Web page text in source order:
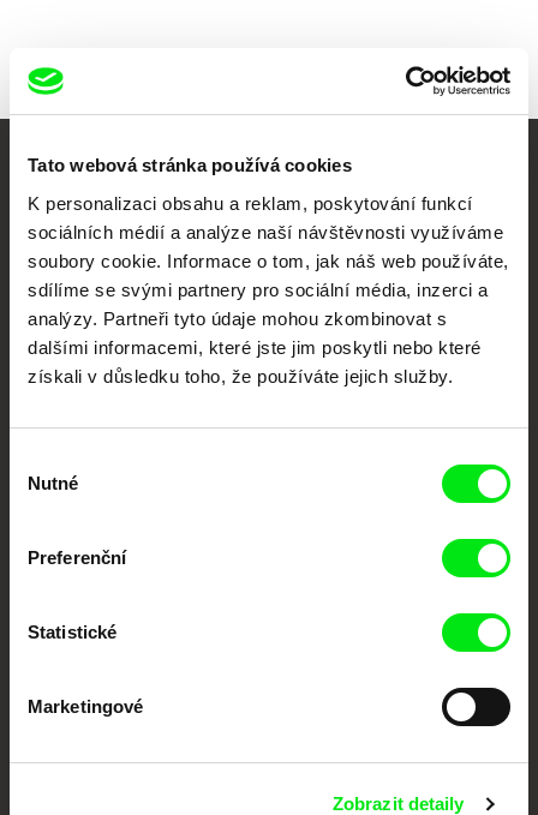
Tato webová stránka používá cookies
K personalizaci obsahu a reklam, poskytování funkcí
sociálních médií a analýze naší návštěvnosti využíváme
soubory cookie. Informace o tom, jak náš web používáte,
sdílíme se svými partnery pro sociální média, inzerci a
analýzy. Partneři tyto údaje mohou zkombinovat s
dalšími informacemi, které jste jim poskytli nebo které
získali v důsledku toho, že používáte jejich služby.
souhlasu
Nutné
Preferenční
Statistické
Marketingové
Zobrazit detaily
Vaše online
dokumentární kino
Nové festivalové filmy
každý týden
Portál DAFilms.cz je výsledkem tvůrčí spolupráce 7 klíčových evropských
posouvat hranice dokumentárního filmu, propagovat jeho rozmanitost a
CPH:DOX DOK Leipzig